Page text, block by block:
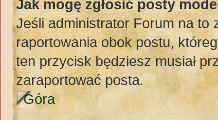
Jak mogę zgłosić posty
Jeśli administrator Forum na to
raportowania obok postu,
ten przycisk będziesz musiał
zaraportować posta.
Góra